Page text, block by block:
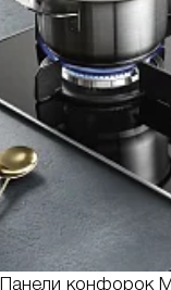
Панели конфорок